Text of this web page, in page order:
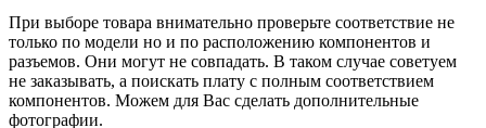
При выборе товара внимательно проверьте соответствие не
только по модели но и по расположению компонентов и
разъемов. Они могут не совпадать. В таком случае советуем
не заказывать, а поискать плату с полным соответствием
компонентов. Можем для Вас сделать дополнительные
фотографии.